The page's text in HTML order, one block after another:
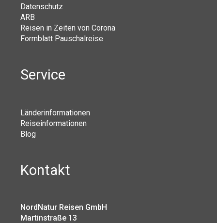
Datenschutz
ARB
Reisen in Zeiten von Corona
Formblatt Pauschalreise
Service
Länderinformationen
Reiseinformationen
Blog
Kontakt
NordNatur Reisen GmbH
Martinstraße 13